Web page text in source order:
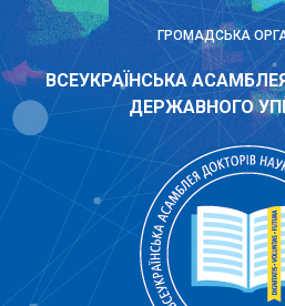
ГРОМАДСЬКА
ВСЕУКРАЇНСЬКА
ДЕРЖАВНОГО